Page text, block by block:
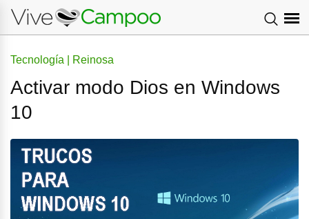
Tecnología | Reinosa
Activar modo Dios en Windows
10